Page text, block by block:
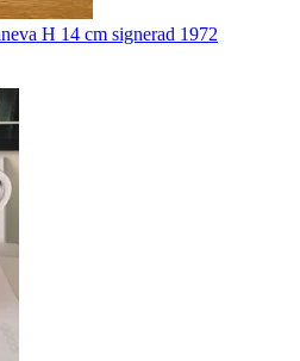
H 14 cm signerad 1972